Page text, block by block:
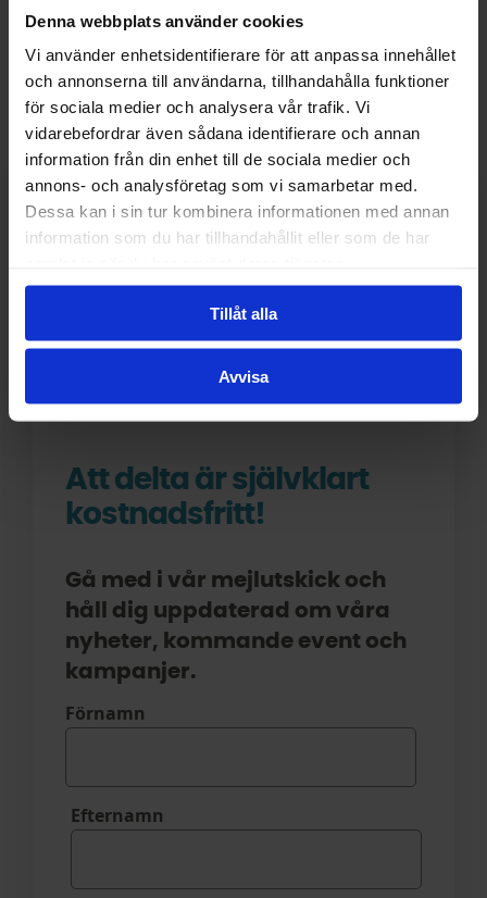
Denna webbplats använder cookies
Vi använder enhetsidentifierare för att anpassa innehållet
och annonserna till användarna, tillhandahålla funktioner
för sociala medier och analysera vår trafik. Vi
vidarebefordrar även sådana identifierare och annan
information från din enhet till de sociala medier och
annons- och analysföretag som vi samarbetar med.
Dessa kan i sin tur kombinera informationen med annan
information som du har tillhandahållit eller som de har
Tillåt alla
Avvisa
Att delta är självklart
kostnadsfritt!
Gå med i vår mejlutskick och
håll dig uppdaterad om våra
nyheter, kommande event och
kampanjer.
Förnamn
Efternamn